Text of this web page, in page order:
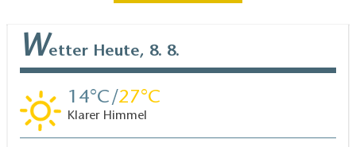
Wetter Heute, 8. 8.
14 27
Klarer Himmel